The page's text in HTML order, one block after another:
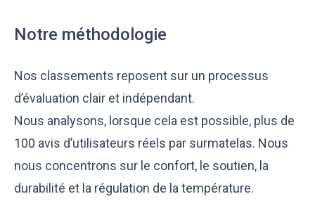
Notre méthodologie
Nos classements reposent sur un processus
d’évaluation clair et indépendant.
Nous analysons, lorsque cela est possible, plus de
100 avis d’utilisateurs réels par surmatelas. Nous
nous concentrons sur le confort, le soutien, la
durabilité et la régulation de la température.